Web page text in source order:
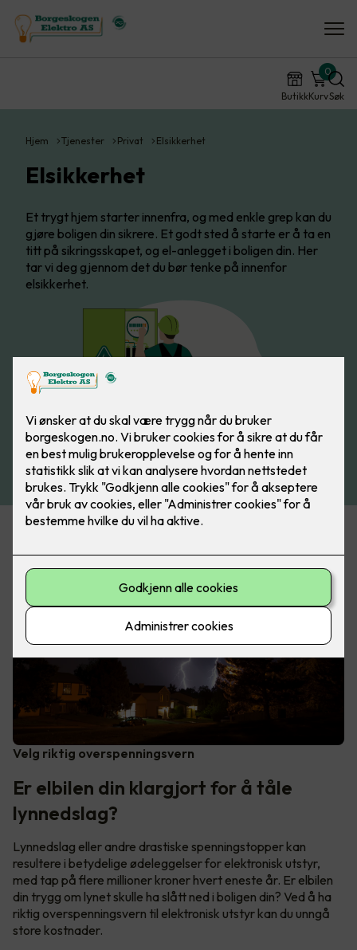
ButikkKurv
0
Søk
Hjem Tjenester Privat Elsikkerhet
Elsikkerhet
Et trygt hjem starter innenfra, og med enkle grep kan du
gjøre boligen din sikrere. Et godt sted å starte er å ta en
titt på sikringsskapet, og el-anlegget i boligen din. Her
tar vi deg gjennom det du bør tenke på innenfor
elsikkerhet.
Velg riktig overspenningsvern
Er elbilen din klargjort for å tåle
lynnedslag?
Lynnedslag eller andre drastiske spenningstopper kan
resultere i betydelige ødeleggelser for elektronisk utstyr,
med tap på flere millioner kroner hvert eneste år. Er elbilen
din trygg om lynet skulle ha slått ned i boligen din? Ved å ha
riktig overspenningsvern til elektronisk utstyr kan du unngå
store kostnader.